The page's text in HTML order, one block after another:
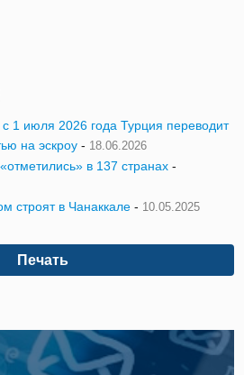
1 июля 2026 года Турция переводит
на эскроу - 18.06.2026
в 137 странах -
строят в Чанаккале - 10.05.2025
Печать